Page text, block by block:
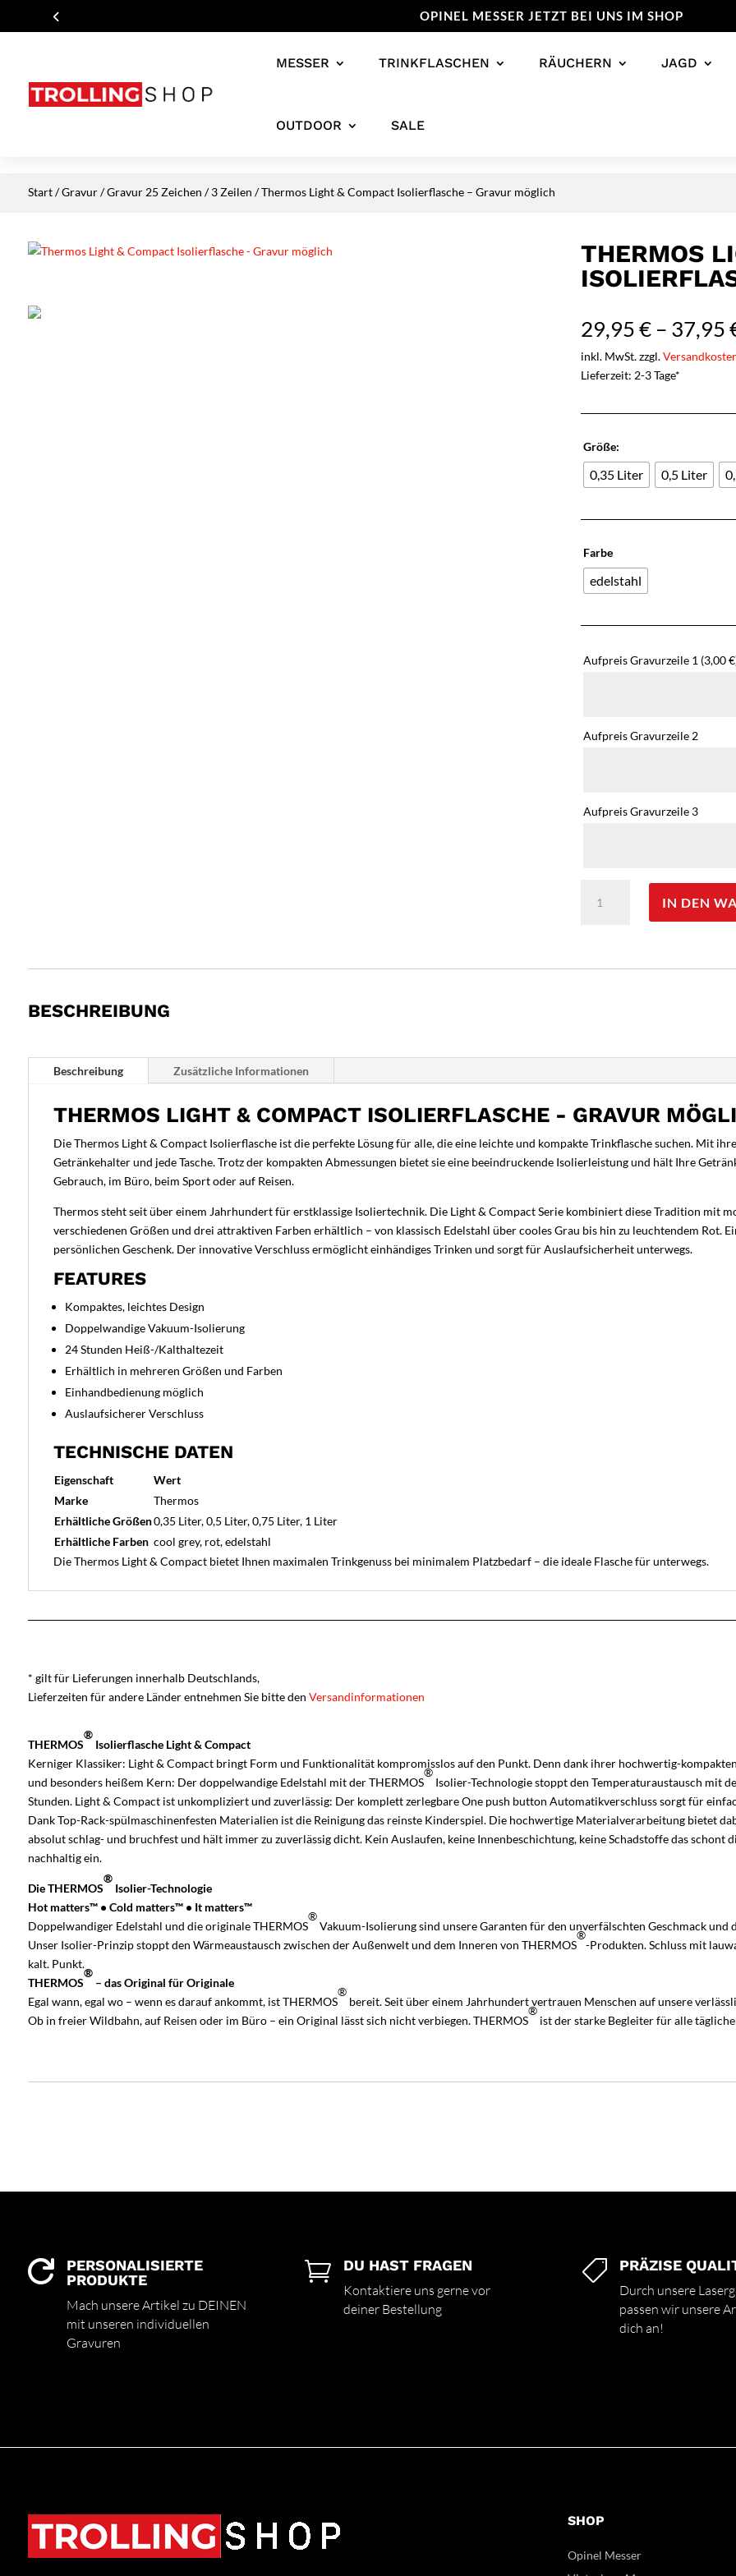
OPINEL MESSER JETZT BEI UNS IM SHOP
MESSER TRINKFLASCHEN RÄUCHERN JAGD
OUTDOOR SALE
Start/Gravur/Gravur 25 Zeichen / 3 Zeilen / Thermos Light & Compact Isolierflasche – Gravur möglich
THERMOS
29,95€ – 37,95
inkl. MwSt. zzgl.
Lieferzeit: 2-3 Tage*
Größe:
0,35 Liter 0,5 Liter
Farbe
edelstahl
Aufpreis Gravurzeile 1 (3,00
Aufpreis Gravurzeile 2
Aufpreis Gravurzeile 3
Light
IN DEN
BESCHREIBUNG
Beschreibung Zusätzliche Informationen
THERMOS LIGHT & COMPACT ISOLIERFLASCHE - GRAVUR
Die Thermos Light & Compact Isolierflasche ist die perfekte Lösung für alle, die eine leichte und kompakte Trinkflasche suchen. Mit
Getränkehalter und jede Tasche. Trotz der kompakten Abmessungen bietet sie eine beeindruckende Isolierleistung und hält Ihre
Gebrauch, im Büro, beim Sport oder auf Reisen.
Thermos steht seit über einem Jahrhundert für erstklassige Isoliertechnik. Die Light & Compact Serie kombiniert diese Tradition mit
verschiedenen Größen und drei attraktiven Farben erhältlich – von klassisch Edelstahl über cooles Grau bis hin zu leuchtendem Rot.
persönlichen Geschenk. Der innovative Verschluss ermöglicht einhändiges Trinken und sorgt für Auslaufsicherheit unterwegs.
FEATURES
Kompaktes, leichtes Design
Doppelwandige Vakuum-Isolierung
24 Stunden Heiß-/Kalthaltezeit
Erhältlich in mehreren Größen und Farben
Einhandbedienung möglich
Auslaufsicherer Verschluss
TECHNISCHE DATEN
Eigenschaft
Wert
Marke
Thermos
Erhältliche Größen0,35 Liter, 0,5 Liter, 0,75 Liter, 1 Liter
Erhältliche Farben cool grey, rot, edelstahl
Die Thermos Light & Compact bietet Ihnen maximalen Trinkgenuss bei minimalem Platzbedarf – die ideale Flasche für unterwegs.
* gilt für Lieferungen innerhalb Deutschlands,
Lieferzeiten für andere Länder entnehmen Sie bitte den Versandinformationen
THERMOS
®
Isolierflasche Light & Compact
Kerniger Klassiker: Light & Compact bringt Form und Funktionalität kompromisslos auf den Punkt. Denn dank ihrer hochwertig-
und besonders heißem Kern: Der doppelwandige Edelstahl mit der THERMOS
®
Isolier-Technologie stoppt den Temperaturaustausch mit
Stunden. Light & Compact ist unkompliziert und zuverlässig: Der komplett zerlegbare One push button Automatikverschluss sorgt für
Dank Top-Rack-spülmaschinenfesten Materialien ist die Reinigung das reinste Kinderspiel. Die hochwertige Materialverarbeitung bietet
absolut schlag- und bruchfest und hält immer zu zuverlässig dicht. Kein Auslaufen, keine Innenbeschichtung, keine Schadstoffe das schont
nachhaltig ein.
Die THERMOS
®
Isolier-Technologie
Hot matters™ • Cold matters™ • It matters™
Doppelwandiger Edelstahl und die originale THERMOS
®
Vakuum-Isolierung sind unsere Garanten für den unverfälschten Geschmack und
Unser Isolier-Prinzip stoppt den Wärmeaustausch zwischen der Außenwelt und dem Inneren von THERMOS
®
-Produkten. Schluss mit
kalt. Punkt.
THERMOS
®
– das Original für Originale
Egal wann, egal wo – wenn es darauf ankommt, ist THERMOS
®
bereit. Seit über einem Jahrhundert vertrauen Menschen auf unsere
Ob in freier Wildbahn, auf Reisen oder im Büro – ein Original lässt sich nicht verbiegen. THERMOS
®
ist der starke Begleiter für alle

PERSONALISIERTE
PRODUKTE
Mach unsere Artikel zu DEINEN
mit unseren individuellen
Gravuren
 DU HAST FRAGEN
Kontaktiere uns gerne vor
deiner Bestellung
 PRÄZISE
Durch unsere
passen wir unsere
dich an!
SHOP
Opinel Messer